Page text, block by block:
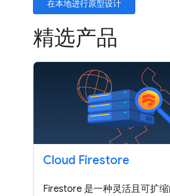
在本地进行原型设计
精选产品
Cloud Firestore
Firestore 是一种灵活且可扩缩